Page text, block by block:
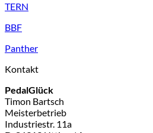
TERN
BBF
Panther
Kontakt
PedalGlück
Timon Bartsch
Meisterbetrieb
Industriestr. 11a